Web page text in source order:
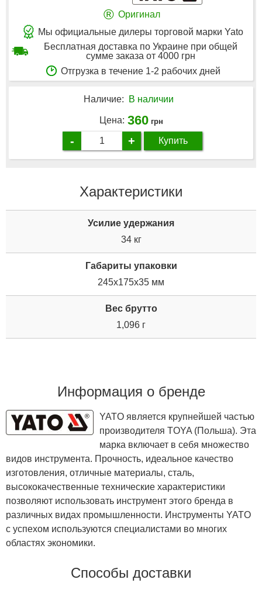
® Оригинал
Мы официальные дилеры торговой марки Yato
Бесплатная доставка по Украине при общей
сумме заказа от 4000 грн
Отгрузка в течение 1-2 рабочих дней
Наличие: В наличии
Цена: 360 грн
- + Купить
Характеристики
Усилие удержания
34 кг
Габариты упаковки
245x175x35 мм
Вес брутто
1,096 г
Информация о бренде
YATO является крупнейшей частью
производителя TOYA (Польша). Эта
марка включает в себя множество
видов инструмента. Прочность, идеальное качество
изготовления, отличные материалы, сталь,
высококачественные технические характеристики
позволяют использовать инструмент этого бренда в
различных видах промышленности. Инструменты YATO
с успехом используются специалистами во многих
областях экономики.
Способы доставки